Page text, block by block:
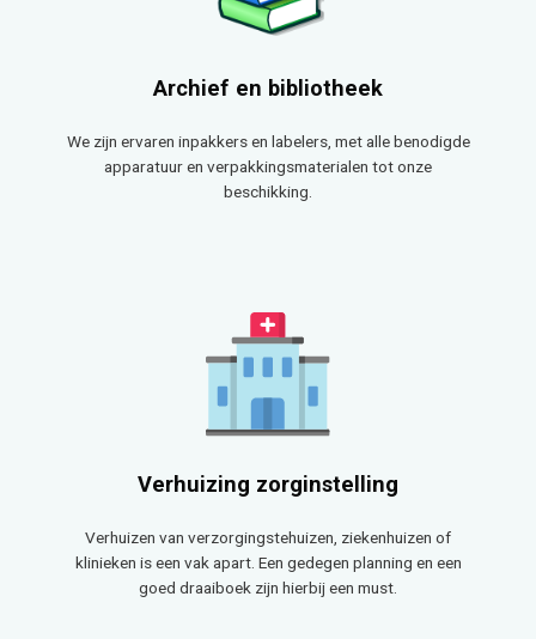
Archief en bibliotheek
We zijn ervaren inpakkers en labelers, met alle benodigde
apparatuur en verpakkingsmaterialen tot onze
beschikking.
Verhuizing zorginstelling
Verhuizen van verzorgingstehuizen, ziekenhuizen of
klinieken is een vak apart. Een gedegen planning en een
goed draaiboek zijn hierbij een must.